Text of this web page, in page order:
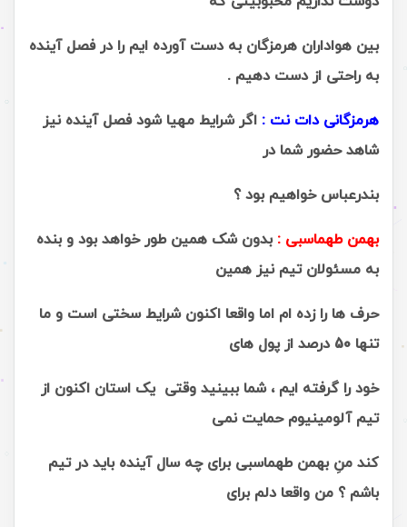
بین هواداران هرمزگان به دست آورده ایم را در فصل آینده
به راحتی از دست دهیم .
هرمزگانی دات نت : اگر شرایط مهیا شود فصل آینده نیز
شاهد حضور شما در
بندرعباس خواهیم بود ؟
بهمن طهماسبی : بدون شک همین طور خواهد بود و بنده
به مسئولان تیم نیز همین
حرف ها را زده ام اما واقعا اکنون شرایط سختی است و ما
تنها 50 درصد از پول های
خود را گرفته ایم ، شما ببینید وقتی یک استان اکنون از
تیم آلومینیوم حمایت نمی
کند منِ بهمن طهماسبی برای چه سال آینده باید در تیم
باشم ؟ من واقعا دلم برای